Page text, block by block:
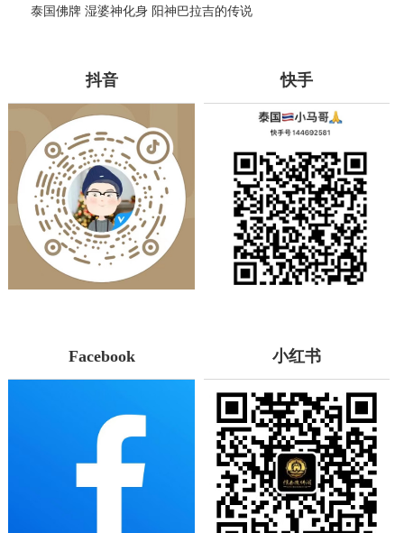
泰国佛牌 湿婆神化身 阳神巴拉吉的传说
抖音 快手
Facebook 小红书